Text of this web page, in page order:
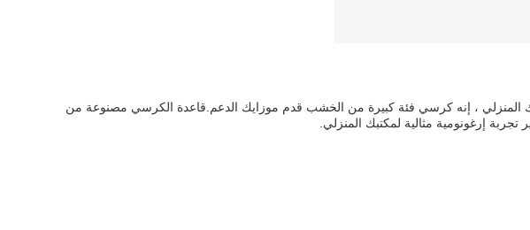
المنزلي ، إنه كرسي فئة كبيرة من الخشب قدم موزايك الدعم.قاعدة الكرسي مصنوعة من
إرغونومية مثالية لمكتبك المنزلي.